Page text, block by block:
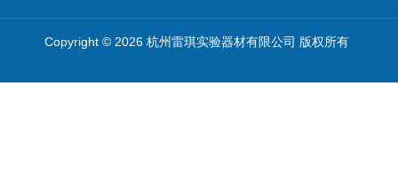
Copyright © 2026 杭州雷琪实验器材有限公司 版权所有